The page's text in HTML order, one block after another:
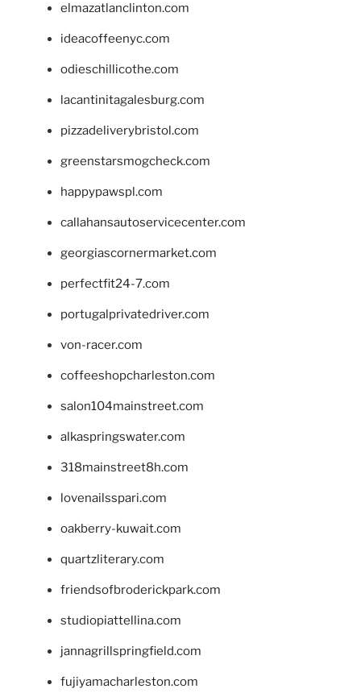
elmazatlanclinton.com
ideacoffeenyc.com
odieschillicothe.com
lacantinitagalesburg.com
pizzadeliverybristol.com
greenstarsmogcheck.com
happypawspl.com
callahansautoservicecenter.com
georgiascornermarket.com
perfectfit24-7.com
portugalprivatedriver.com
von-racer.com
coffeeshopcharleston.com
salon104mainstreet.com
alkaspringswater.com
318mainstreet8h.com
lovenailsspari.com
oakberry-kuwait.com
quartzliterary.com
friendsofbroderickpark.com
studiopiattellina.com
jannagrillspringfield.com
fujiyamacharleston.com